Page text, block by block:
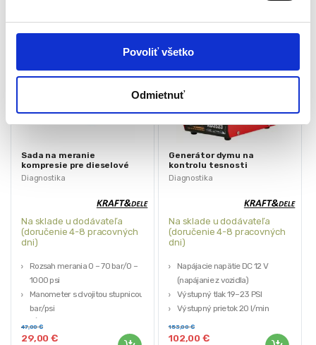
Povoliť všetko
Odmietnuť
Diagnostika
Sada na meranie
kompresie pre dieselové
motory | KD12516
Na sklade u dodávateľa
(doručenie 4-8 pracovných
dni)
Rozsah merania 0 – 70 bar/0 –
1000 psi
Manometer s dvojitou stupnicou –
bar/psi
Dĺžka hadice 40 cm
Hmotnosť: 4 kg
29,00€
47,00€
Diagnostika
Generátor dymu na
kontrolu tesnosti
systémov, 20l/min |
KD3523
Na sklade u dodávateľa
(doručenie 4-8 pracovných
dni)
Napájacie napätie DC 12 V
(napájanie z vozidla)
Výstupný tlak 19–23 PSI
Výstupný prietok 20 l/min
Vzduchové čerpadlo Vstavané
Objem olejovej nádrže 30 ml
102,00€
153,00€